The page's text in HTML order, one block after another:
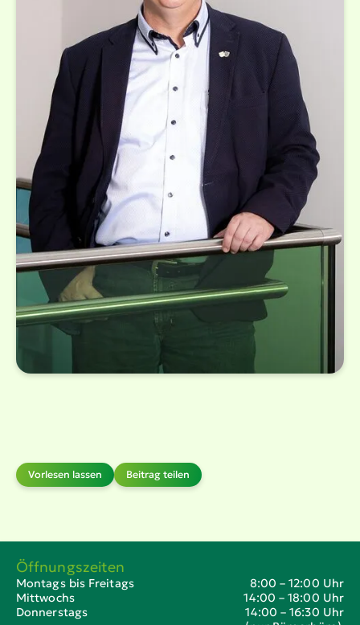
Öffnungszeiten
Montags bis Freitags
8:00 – 12:00 Uhr
Mittwochs
14:00 – 18:00 Uhr
Donnerstags
14:00 – 16:30 Uhr
Vorlesen lassen Beitrag teilen